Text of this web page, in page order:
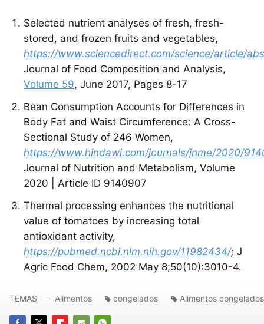
Selected nutrient analyses of fresh, fresh-
stored, and frozen fruits and vegetables,
https://www.sciencedirect.com/science/article/
Journal of Food Composition and Analysis,
Volume 59, June 2017, Pages 8-17
Bean Consumption Accounts for Differences in
Body Fat and Waist Circumference: A Cross-
Sectional Study of 246 Women,
https://www.hindawi.com/journals/jnme/2020/
Journal of Nutrition and Metabolism, Volume
2020 | Article ID 9140907
Thermal processing enhances the nutritional
value of tomatoes by increasing total
antioxidant activity,
https://pubmed.ncbi.nlm.nih.gov/11982434/; J
Agric Food Chem, 2002 May 8;50(10):3010-4.
TEMAS Alimentos congelados Alimentos congelados